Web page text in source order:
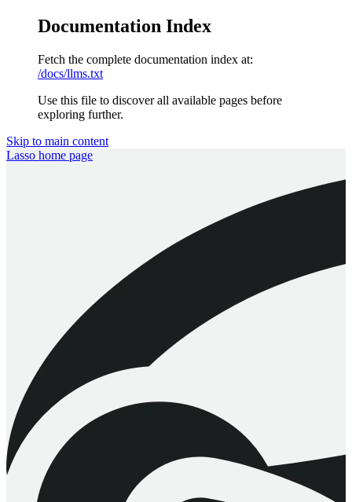
Documentation Index
Fetch the complete documentation index at:
/docs/llms.txt
Use this file to discover all available pages before
exploring further.
Skip to main content
Lasso home page